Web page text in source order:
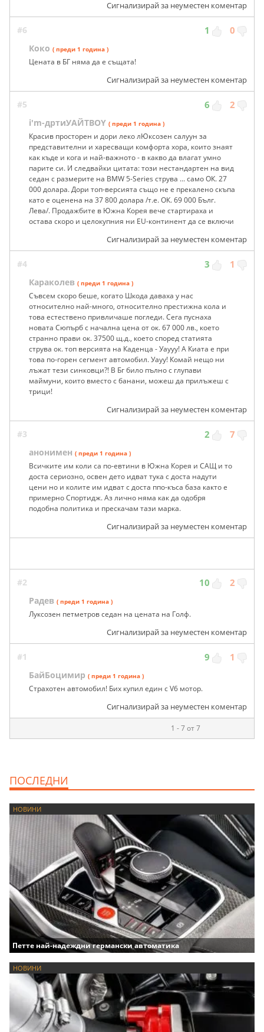
Сигнализирай за неуместен коментар
#6 1 0
Коко ( преди 1 година )
Цената в БГ няма да е същата!
Сигнализирай за неуместен коментар
#5 6 2
i'm-дртиУАЙТBOY ( преди 1 година )
Красив просторен и дори леко лЮксозен салуун за
представителни и харесващи комфорта хора, които знаят
как къде и кога и най-важното - в какво да влагат умно
парите си. И следвайки цитата: този нестандартен на вид
седан с размерите на BMW 5-Series струва ... само ОК. 27
000 долара. Дори топ-версията също не е прекалено скъпа
като е оценена на 37 800 долара /т.е. ОК. 69 000 Бълг.
Лева/. Продажбите в Южна Корея вече стартираха и
остава скоро и целокупния ни EU-континент да се включи
Сигнализирай за неуместен коментар
#4 3 1
Караколев ( преди 1 година )
Съвсем скоро беше, когато Шкода даваха у нас
относително най-много, относително престижна кола и
това естествено привличаше погледи. Сега пуснаха
новата Сюпърб с начална цена от ок. 67 000 лв., което
странно прави ок. 37500 щ.д., което според статията
струва ок. топ версията на Каденца - Уаууу! А Киата е при
това по-горен сегмент автомобил. Уауу! Комай нещо ни
лъжат тези синковци?! В Бг било пълно с глупави
маймуни, които вместо с банани, можеш да прилъжеш с
трици!
Сигнализирай за неуместен коментар
#3 2 7
анонимен ( преди 1 година )
Всичките им коли са по-евтини в Южна Корея и САЩ и то
доста сериозно, освен дето идват тука с доста надути
цени но и колите им идват с доста ппо-къса база както е
примерно Спортидж. Аз лично няма как да одобря
подобна политика и прескачам тази марка.
Сигнализирай за неуместен коментар
#2 10 2
Радев ( преди 1 година )
Луксозен петметров седан на цената на Голф.
Сигнализирай за неуместен коментар
#1 9 1
БайБоцимир ( преди 1 година )
Страхотен автомобил! Бих купил един с V6 мотор.
Сигнализирай за неуместен коментар
1 - 7 от 7
ПОСЛЕДНИ
НОВИНИ
Петте най-надеждни германски автоматика
НОВИНИ